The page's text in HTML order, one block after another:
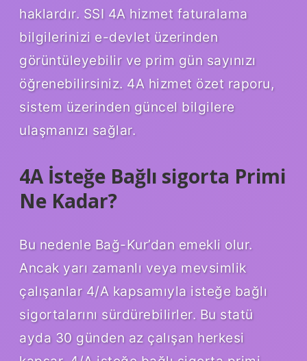
haklardır. SSI 4A hizmet faturalama
bilgilerinizi e-devlet üzerinden
görüntüleyebilir ve prim gün sayınızı
öğrenebilirsiniz. 4A hizmet özet raporu,
sistem üzerinden güncel bilgilere
ulaşmanızı sağlar.
4A İsteğe Bağlı sigorta Primi
Ne Kadar?
Bu nedenle Bağ-Kur’dan emekli olur.
Ancak yarı zamanlı veya mevsimlik
çalışanlar 4/A kapsamıyla isteğe bağlı
sigortalarını sürdürebilirler. Bu statü
ayda 30 günden az çalışan herkesi